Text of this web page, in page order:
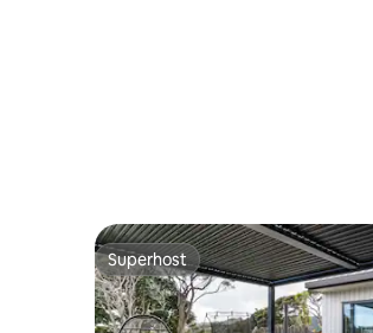
Superhost
Superhost